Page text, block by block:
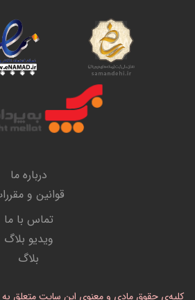
درباره ما
قوانین و مقررات
تماس با ما
ویدیو بلاگ
بلاگ